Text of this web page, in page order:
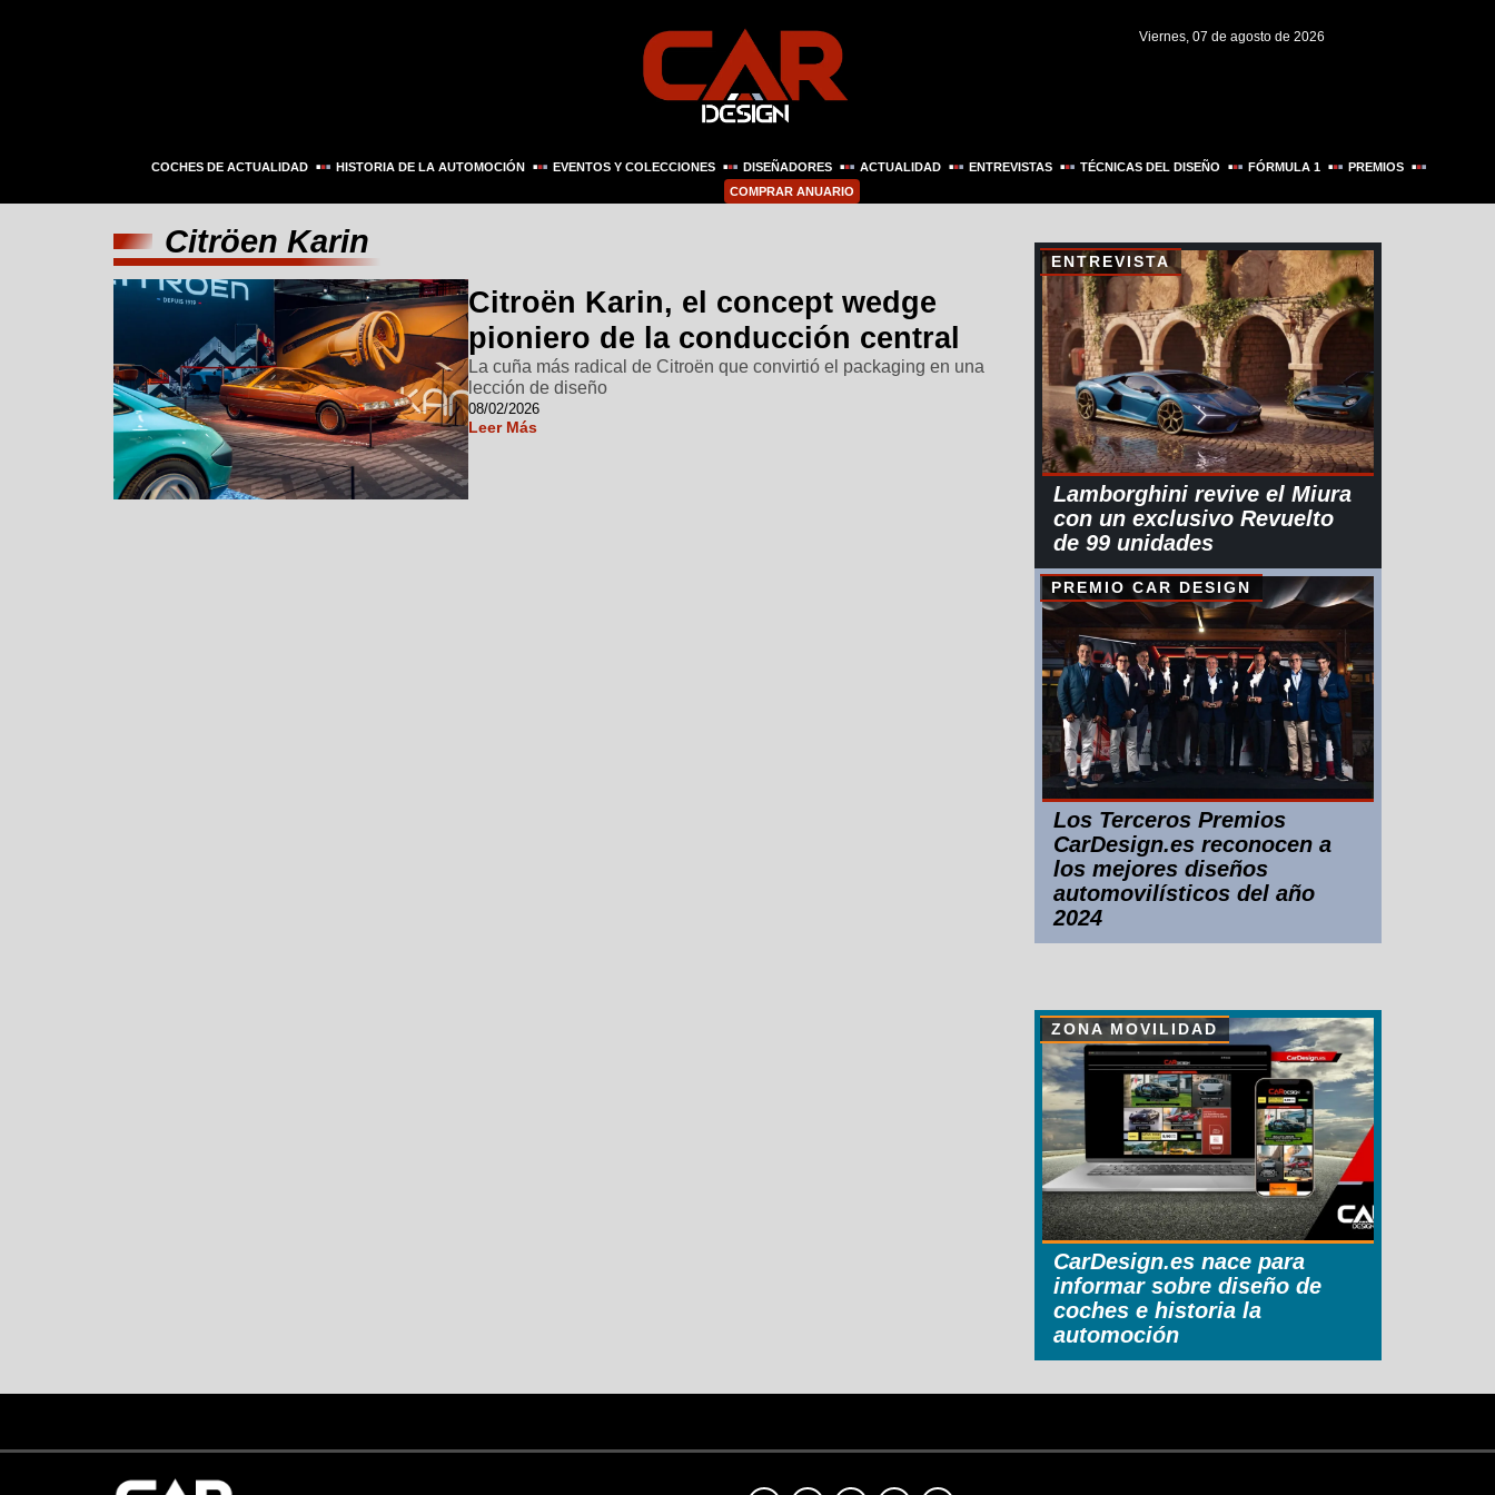
Viernes, 07 de agosto de 2026
COCHES DE ACTUALIDAD HISTORIA DE LA AUTOMOCIÓN EVENTOS Y COLECCIONES DISEÑADORES ACTUALIDAD ENTREVISTAS TÉCNICAS DEL DISEÑO FÓRMULA 1
PREMIOS
COMPRAR ANUARIO
Citröen Karin
Citroën Karin, el concept wedge
pioniero de la conducción central
La cuña más radical de Citroën que convirtió el packaging en una
lección de diseño
08/02/2026
Leer Más
ENTREVISTA
Lamborghini revive el Miura
con un exclusivo Revuelto
de 99 unidades
PREMIO CAR DESIGN
Los Terceros Premios
CarDesign.es reconocen a
los mejores diseños
automovilísticos del año
2024
ZONA MOVILIDAD
CarDesign.es nace para
informar sobre diseño de
coches e historia la
automoción